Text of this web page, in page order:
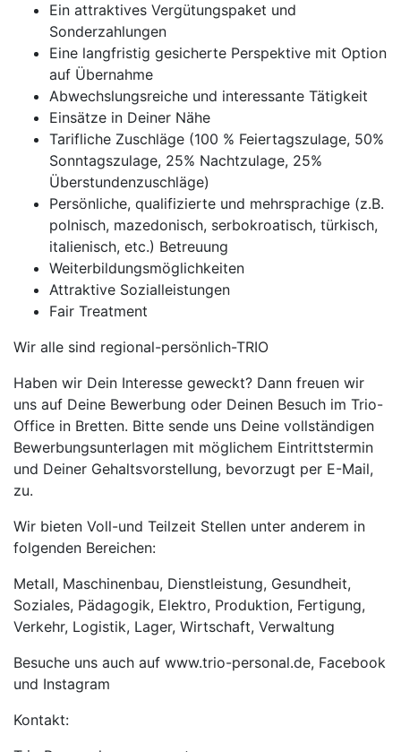
Ein attraktives Vergütungspaket und
Sonderzahlungen
Eine langfristig gesicherte Perspektive mit Option
auf Übernahme
Abwechslungsreiche und interessante Tätigkeit
Einsätze in Deiner Nähe
Tarifliche Zuschläge (100 % Feiertagszulage, 50%
Sonntagszulage, 25% Nachtzulage, 25%
Überstundenzuschläge)
Persönliche, qualifizierte und mehrsprachige (z.B.
polnisch, mazedonisch, serbokroatisch, türkisch,
italienisch, etc.) Betreuung
Weiterbildungsmöglichkeiten
Attraktive Sozialleistungen
Fair Treatment
Wir alle sind regional-persönlich-TRIO
Haben wir Dein Interesse geweckt? Dann freuen wir
uns auf Deine Bewerbung oder Deinen Besuch im Trio-
Office in Bretten. Bitte sende uns Deine vollständigen
Bewerbungsunterlagen mit möglichem Eintrittstermin
und Deiner Gehaltsvorstellung, bevorzugt per E-Mail,
zu.
Wir bieten Voll-und Teilzeit Stellen unter anderem in
folgenden Bereichen:
Metall, Maschinenbau, Dienstleistung, Gesundheit,
Soziales, Pädagogik, Elektro, Produktion, Fertigung,
Verkehr, Logistik, Lager, Wirtschaft, Verwaltung
Besuche uns auch auf www.trio-personal.de, Facebook
und Instagram
Kontakt: